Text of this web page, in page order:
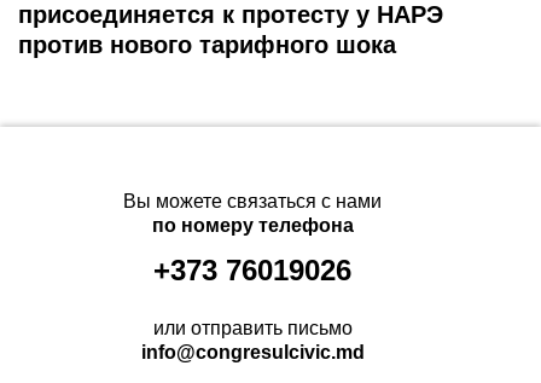
присоединяется к протесту у НАРЭ
против нового тарифного шока
Вы можете связаться с нами
по номеру телефона
+373 76019026
или отправить письмо
info@congresulcivic.md